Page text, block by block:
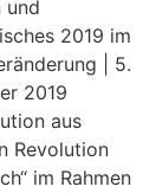
und
2019 im
| 5.
2019
aus
Revolution
im Rahmen